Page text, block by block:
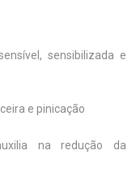
sensibilizada e
e pinicação
na redução da